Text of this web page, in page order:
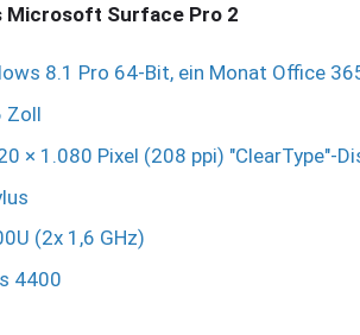
Microsoft Surface Pro 2
8.1 Pro 64-Bit, ein Monat Office
Zoll
× 1.080 Pixel (208 ppi) "ClearType"-
(2x 1,6 GHz)
4400